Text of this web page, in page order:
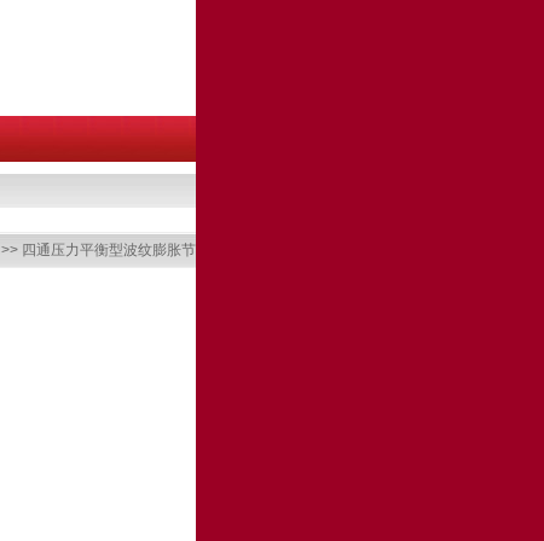
>> 四通压力平衡型波纹膨胀节